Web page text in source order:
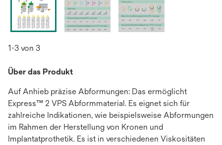
1-3 von 3
Über das Produkt
Auf Anhieb präzise Abformungen: Das ermöglicht
Express™ 2 VPS Abformmaterial. Es eignet sich für
zahlreiche Indikationen, wie beispielsweise Abformungen
im Rahmen der Herstellung von Kronen und
Implantatprothetik. Es ist in verschiedenen Viskositäten